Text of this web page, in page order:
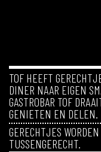
TOF HEEFT
DINER NAAR EIGEN
GASTROBAR TOF
GENIETEN EN DELEN.
GERECHTJES
TUSSENGERECHT.